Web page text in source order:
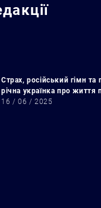
Страх, російський гімн та
річна українка про життя
16 / 06 / 2025